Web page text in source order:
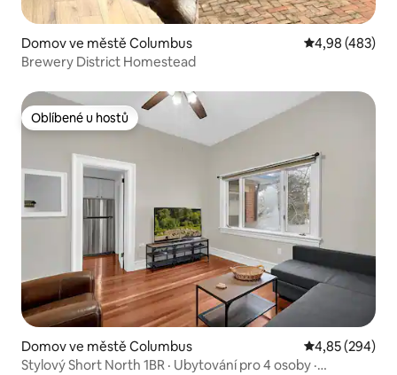
Domov ve městě Columbus Průměrné
4,98 (483)
Brewery District Homestead
Oblíbené u hostů
Oblíbené u hostů
Domov ve městě Columbus Průměrné
4,85 (294)
Stylový Short North 1BR · Ubytování pro 4 osoby ·